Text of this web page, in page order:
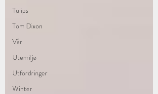
Tulips
Tom Dixon
Vår
Utemiljø
Utfordringer
Winter